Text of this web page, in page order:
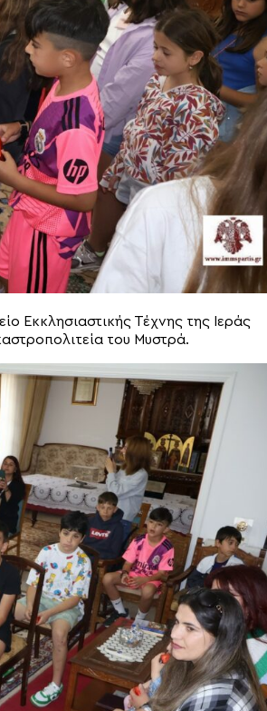
Εκκλησιαστικής Τέχνης της Ιεράς
του Μυστρά.